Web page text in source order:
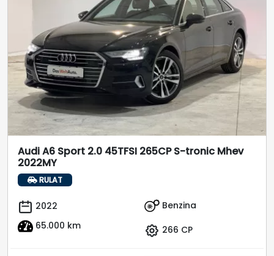
Audi A6 Sport 2.0 45TFSI 265CP S-tronic Mhev
2022MY
RULAT
2022
65.000 km
Benzina
266 CP